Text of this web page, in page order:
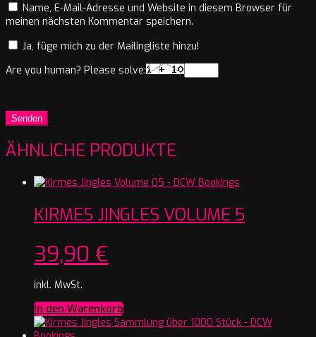
Name, E-Mail-Adresse und Website in diesem Browser für
meinen nächsten Kommentar speichern.
Ja, füge mich zu der Mailingliste hinzu!
Are you human? Please solve:
ÄHNLICHE PRODUKTE
KIRMES JINGLES VOLUME 5
39,90 €
inkl. MwSt.
In den Warenkorb